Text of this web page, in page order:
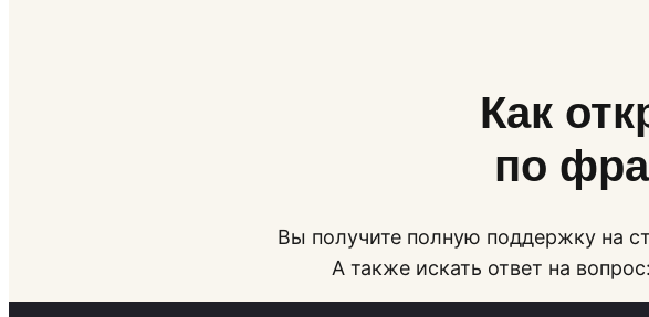
Как
по
Вы получите полную поддержку на
А также искать ответ на